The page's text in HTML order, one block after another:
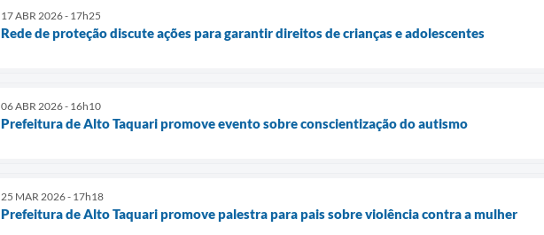
17 ABR 2026 - 17h25
Rede de proteção discute ações para garantir direitos de crianças e adolescentes
06 ABR 2026 - 16h10
Prefeitura de Alto Taquari promove evento sobre conscientização do autismo
25 MAR 2026 - 17h18
Prefeitura de Alto Taquari promove palestra para pais sobre violência contra a mulher